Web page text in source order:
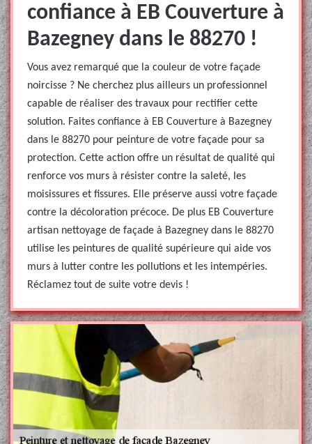
confiance à EB Couverture à
Bazegney dans le 88270 !
Vous avez remarqué que la couleur de votre façade
noircisse ? Ne cherchez plus ailleurs un professionnel
capable de réaliser des travaux pour rectifier cette
solution. Faites confiance à EB Couverture à Bazegney
dans le 88270 pour peinture de votre façade pour sa
protection. Cette action offre un résultat de qualité qui
renforce vos murs à résister contre la saleté, les
moisissures et fissures. Elle préserve aussi votre façade
contre la décoloration précoce. De plus EB Couverture
artisan nettoyage de façade à Bazegney dans le 88270
utilise les peintures de qualité supérieure qui aide vos
murs à lutter contre les pollutions et les intempéries.
Réclamez tout de suite votre devis !